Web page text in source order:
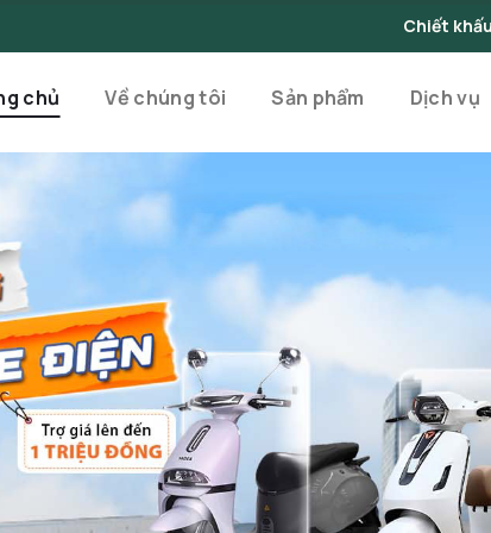
Chiết khấu lên đến 10% cho đơn hàng
chủ Về chúng tôi Sản phẩm Dịch vụ